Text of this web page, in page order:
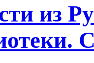
из